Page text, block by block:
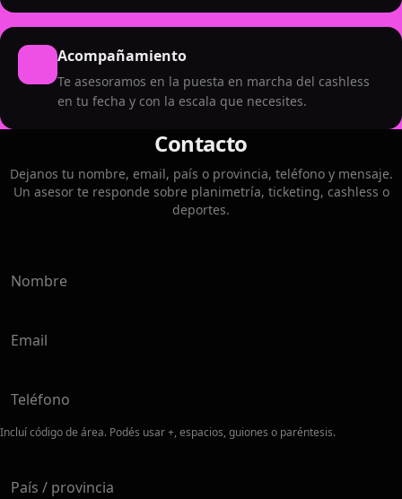
Acompañamiento
Te asesoramos en la puesta en marcha del cashless
en tu fecha y con la escala que necesites.
Contacto
Dejanos tu nombre, email, país o provincia, teléfono y mensaje.
Un asesor te responde sobre planimetría, ticketing, cashless o
deportes.
Nombre
Email
Teléfono
Incluí código de área. Podés usar +, espacios, guiones o paréntesis.
País / provincia